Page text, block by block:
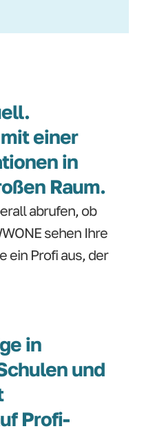
einer
in
Raum.
abrufen, ob
sehen Ihre
ein Profi aus, der
in
und
Profi-